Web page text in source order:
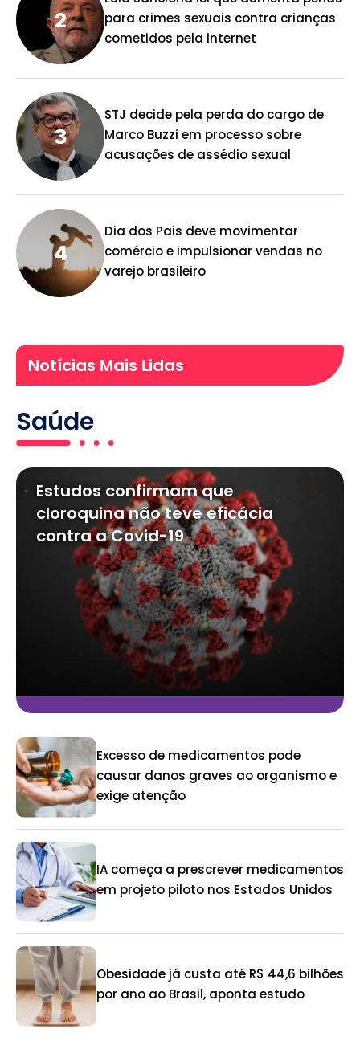
para crimes sexuais contra crianças
cometidos pela internet
STJ decide pela perda do cargo de
Marco Buzzi em processo sobre
acusações de assédio sexual
Dia dos Pais deve movimentar
comércio e impulsionar vendas no
varejo brasileiro
Notícias Mais Lidas
Saúde
Estudos confirmam que
cloroquina não teve eficácia
contra a Covid-19
Excesso de medicamentos pode
causar danos graves ao organismo e
exige atenção
IA começa a prescrever medicamentos
em projeto piloto nos Estados Unidos
Obesidade já custa até R$ 44,6 bilhões
por ano ao Brasil, aponta estudo